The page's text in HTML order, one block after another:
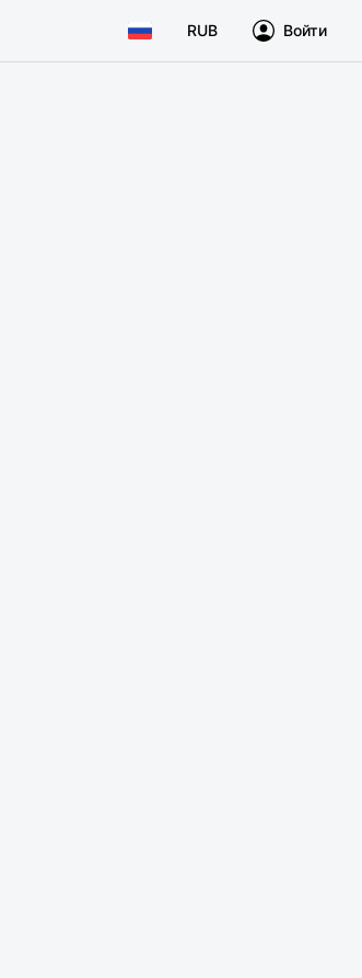
RUB Войти